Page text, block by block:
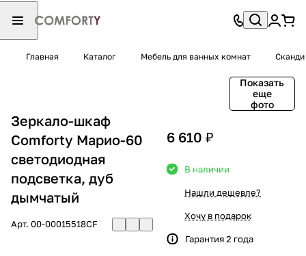
Главная Каталог Мебель для ванных комнат Сканди
Показать
еще
фото
Зеркало-шкаф
Comforty Марио-60
светодиодная
подсветка, дуб
дымчатый
Арт. 00-00015518CF
6 610 ₽
В наличии
Нашли дешевле?
Хочу в подарок
Гарантия 2 года